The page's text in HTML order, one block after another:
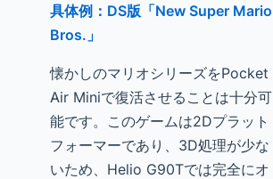
具体例：DS版「New Super Mario
Bros.」
懐かしのマリオシリーズをPocket
Air Miniで復活させることは十分可
能です。このゲームは2Dプラット
フォーマーであり、3D処理が少な
いため、Helio G90Tでは完全にオ